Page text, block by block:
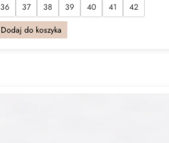
36 37 38 39 40 41
42
Dodaj do koszyka